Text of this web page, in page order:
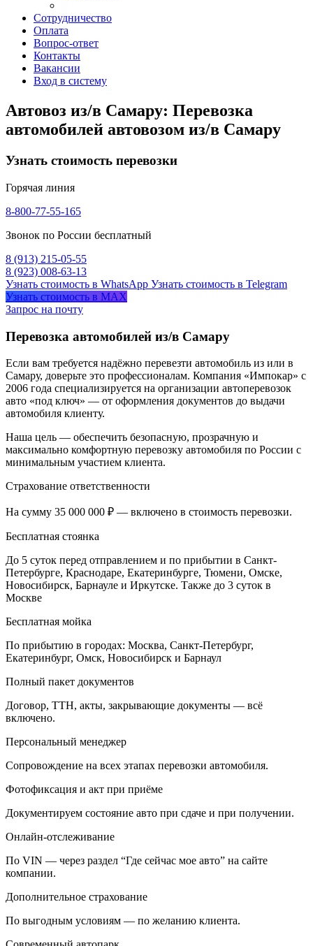
Сотрудничество
Оплата
Вопрос-ответ
Контакты
Вакансии
Вход в систему
Автовоз из/в Самару: Перевозка
автомобилей автовозом из/в Самару
Узнать стоимость перевозки
Горячая линия
8-800-77-55-165
Звонок по России бесплатный
8 (913) 215-05-55
8 (923) 008-63-13
Узнать стоимость в WhatsApp Узнать стоимость в Telegram
Узнать стоимость в MAX
Запрос на почту
Перевозка автомобилей из/в Самару
Если вам требуется надёжно перевезти автомобиль из или в
Самару, доверьте это профессионалам. Компания «Импокар» с
2006 года специализируется на организации автоперевозок
авто «под ключ» — от оформления документов до выдачи
автомобиля клиенту.
Наша цель — обеспечить безопасную, прозрачную и
максимально комфортную перевозку автомобиля по России с
минимальным участием клиента.
Страхование ответственности
На сумму 35 000 000 ₽ — включено в стоимость перевозки.
Бесплатная стоянка
До 5 суток перед отправлением и по прибытии в Санкт-
Петербурге, Краснодаре, Екатеринбурге, Тюмени, Омске,
Новосибирск, Барнауле и Иркутске. Также до 3 суток в
Москве
Бесплатная мойка
По прибытию в городах: Москва, Санкт-Петербург,
Екатеринбург, Омск, Новосибирск и Барнаул
Полный пакет документов
Договор, ТТН, акты, закрывающие документы — всё
включено.
Персональный менеджер
Сопровождение на всех этапах перевозки автомобиля.
Фотофиксация и акт при приёме
Документируем состояние авто при сдаче и при получении.
Онлайн-отслеживание
По VIN — через раздел “Где сейчас мое авто” на сайте
компании.
Дополнительное страхование
По выгодным условиям — по желанию клиента.